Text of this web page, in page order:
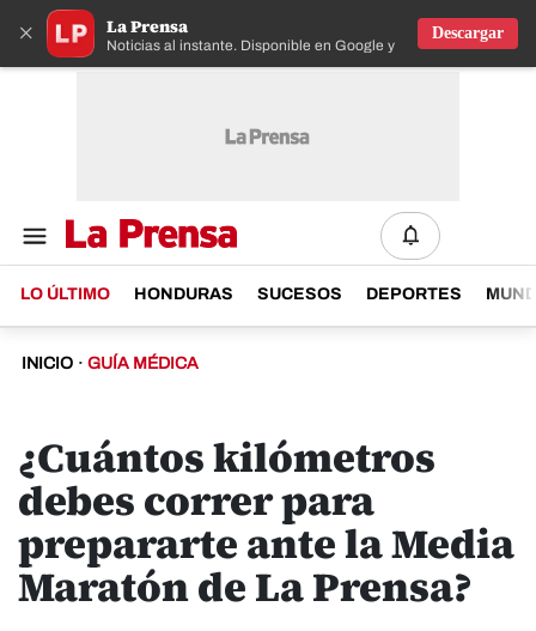
× La Prensa
Noticias al instante. Disponible en Google y IOS
Descargar
LO ÚLTIMO HONDURAS SUCESOS DEPORTES
INICIO · GUÍA MÉDICA
¿Cuántos kilómetros
debes correr para
prepararte ante la Media
Maratón de La Prensa?